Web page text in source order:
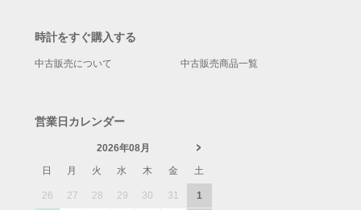
時計をすぐ購入する
中古販売について 中古販売商品一覧
営業日カレンダー
2026年08月
日
月 火 水 木 金 土
26 27 28 29 30 31 1